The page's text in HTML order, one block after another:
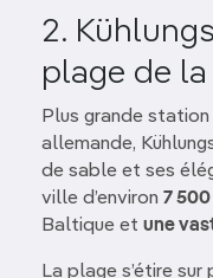
2.
plage de
Plus grande
allemande,
de sable et ses
ville d’environ 7
Baltique et une
La plage s’étire